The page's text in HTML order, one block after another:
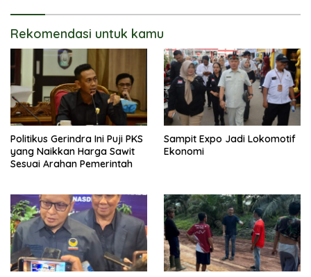
Rekomendasi untuk kamu
Politikus Gerindra Ini Puji PKS
yang Naikkan Harga Sawit
Sesuai Arahan Pemerintah
Sampit Expo Jadi Lokomotif
Ekonomi